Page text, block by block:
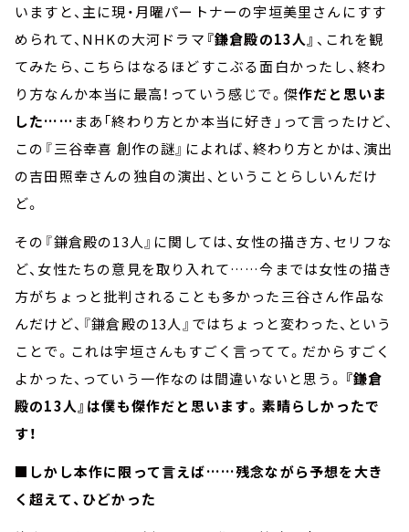
いますと、主に現・月曜パートナーの宇垣美里さんにすす
められて、NHKの大河ドラマ 『鎌倉殿の13人』 、これを観
てみたら、こちらはなるほどすこぶる面白かったし、終わ
り方なんか本当に最高！っていう感じで。傑作だと思いま
した…… まあ「終わり方とか本当に好き」って言ったけど、
この『三谷幸喜 創作の謎』によれば、終わり方とかは、演出
の吉田照幸さんの独自の演出、ということらしいんだけ
ど。
その『鎌倉殿の13人』に関しては、女性の描き方、セリフな
ど、女性たちの意見を取り入れて……今までは女性の描き
方がちょっと批判されることも多かった三谷さん作品な
んだけど、『鎌倉殿の13人』ではちょっと変わった、という
ことで。これは宇垣さんもすごく言ってて。だからすごく
よかった、っていう一作なのは間違いないと思う。 『鎌倉
殿の13人』は僕も傑作だと思います。素晴らしかったで
す！
■しかし本作に限って言えば……残念ながら予想を大き
く超えて、ひどかった